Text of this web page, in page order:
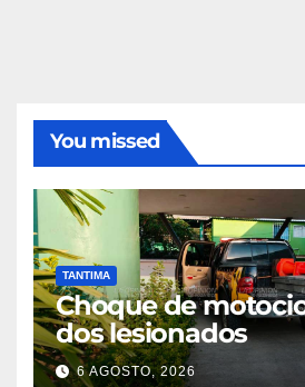
You missed
TANTIMA
Choque de
dos lesionados
6 AGOSTO, 2026